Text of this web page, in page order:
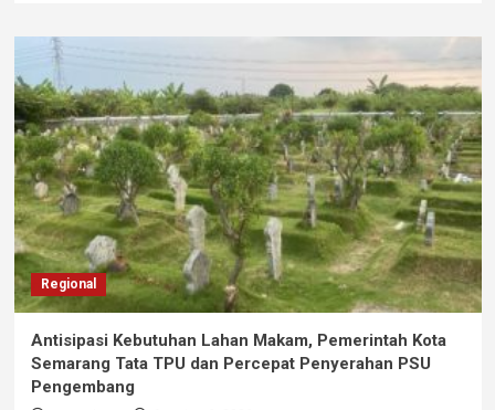
Regional
Antisipasi Kebutuhan Lahan Makam, Pemerintah Kota
Semarang Tata TPU dan Percepat Penyerahan PSU
Pengembang